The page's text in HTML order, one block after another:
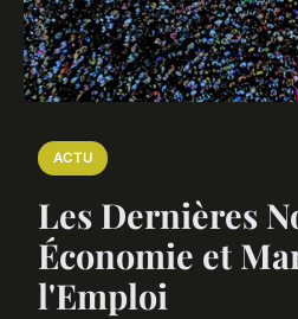
ACTU
Les Dernières
Économie et
l'Emploi